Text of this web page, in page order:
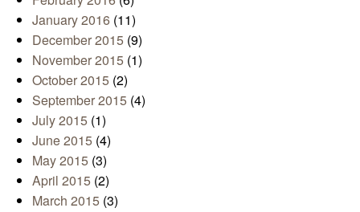
January 2016 (11)
December 2015 (9)
November 2015 (1)
October 2015 (2)
September 2015 (4)
July 2015 (1)
June 2015 (4)
May 2015 (3)
April 2015 (2)
March 2015 (3)